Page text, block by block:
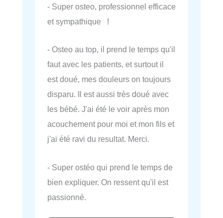
- Super osteo, professionnel efficace
et sympathique !
- Osteo au top, il prend le temps qu'il
faut avec les patients, et surtout il
est doué, mes douleurs on toujours
disparu. Il est aussi très doué avec
les bébé. J'ai été le voir après mon
acouchement pour moi et mon fils et
j'ai été ravi du resultat. Merci.
- Super ostéo qui prend le temps de
bien expliquer. On ressent qu'il est
passionné.